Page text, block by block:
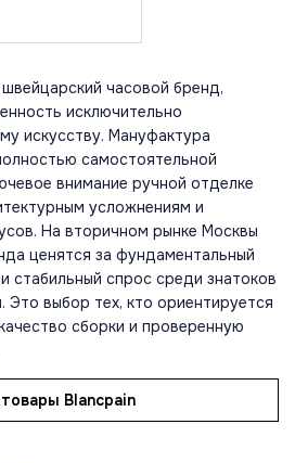
часовой бренд,
исключительно
искусству. Мануфактура
самостоятельной
внимание ручной отделке
усложнениям и
На вторичном рынке Москвы
ценятся за фундаментальный
стабильный спрос среди знатоков
Это выбор тех, кто ориентируется
сборки и проверенную
Blancpain